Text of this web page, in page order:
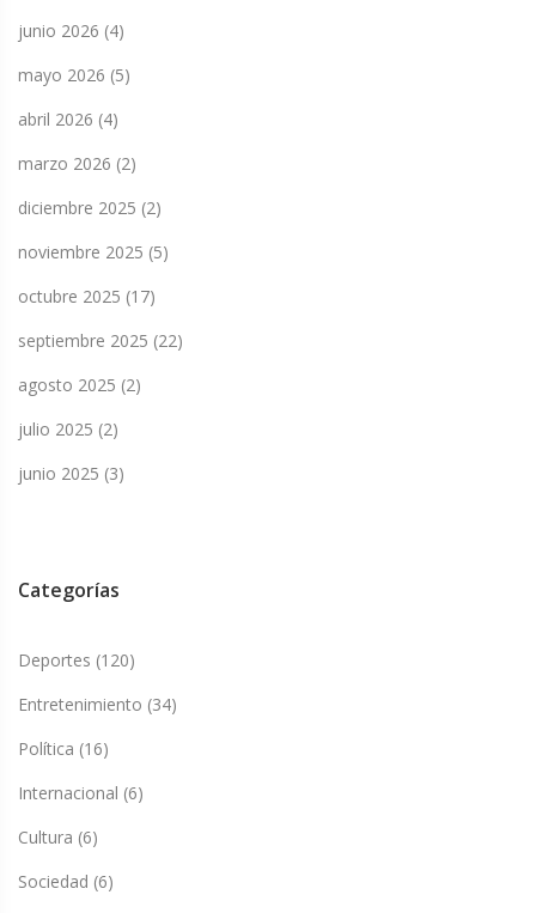
junio 2026 (4)
mayo 2026 (5)
abril 2026 (4)
marzo 2026 (2)
diciembre 2025 (2)
noviembre 2025 (5)
octubre 2025 (17)
septiembre 2025 (22)
agosto 2025 (2)
julio 2025 (2)
junio 2025 (3)
Categorías
Deportes (120)
Entretenimiento (34)
Política (16)
Internacional (6)
Cultura (6)
Sociedad (6)